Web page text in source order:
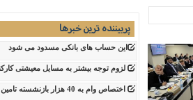
پربیننده ترین خبرها
این حساب های بانکی مسدود می شود
لزوم توجه بیشتر به مسایل معیشتی
اختصاص وام به 40 هزار بازنشسته تامین اجتماعی